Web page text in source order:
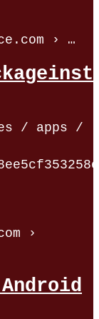
› …
/ apps /
›